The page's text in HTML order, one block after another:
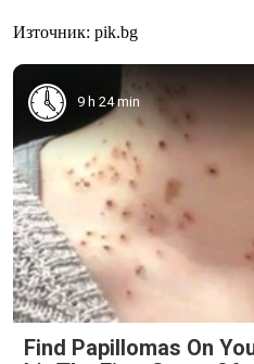
Източник: pik.bg
9 h 24 min
Find Papillomas On